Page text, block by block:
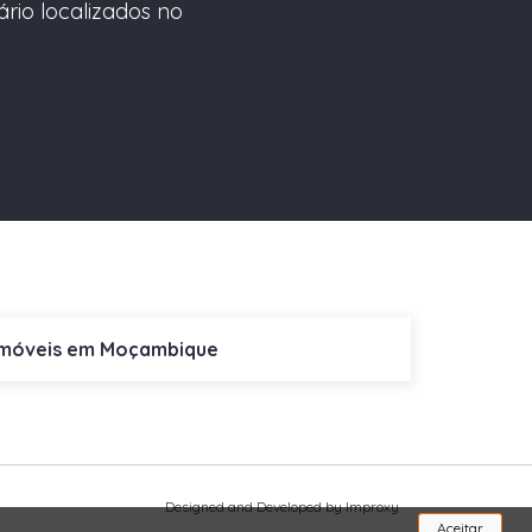
localizados no
em Moçambique
Designed and Developed by Improxy
Aceitar